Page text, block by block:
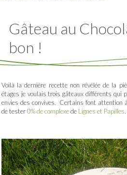
Gâteau au
bon !
Voilà la dernière recette non révélée de la
étages je voulais trois gâteaux différents qui
envies des convives. Certains font attention
de tester0% de complexede Lignes et Papilles.